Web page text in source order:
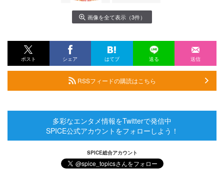
画像を全て表示（3件）
ポスト シェア はてブ 送る 送信
RSSフィードの購読はこちら
多彩なエンタメ情報をTwitterで発信中
SPICE公式アカウントをフォローしよう！
SPICE総合アカウント